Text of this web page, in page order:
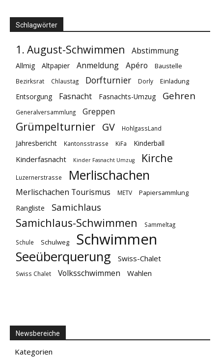
Schlagwörter
1. August-Schwimmen Abstimmung
Allmig Altpapier Anmeldung Apéro Baustelle
Bezirksrat Chlaustag Dorfturnier Dorly Einladung
Entsorgung Fasnacht Fasnachts-Umzug Gehren
Generalversammlung Greppen
Grümpelturnier GV HohlgassLand
Jahresbericht Kantonsstrasse KiFa Kinderball
Kinderfasnacht Kinder Fasnacht Umzug Kirche
Luzernerstrasse Merlischachen
Merlischachen Tourismus METV Papiersammlung
Rangliste Samichlaus
Samichlaus-Schwimmen Sammeltag
Schule Schulweg Schwimmen
Seeüberquerung Swiss-Chalet
Swiss Chalet Volksschwimmen Wahlen
Newsbereiche
Kategorien